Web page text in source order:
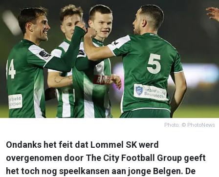
Photo: © PhotoNews
Ondanks het feit dat Lommel SK werd
overgenomen door The City Football Group geeft
het toch nog speelkansen aan jonge Belgen. De